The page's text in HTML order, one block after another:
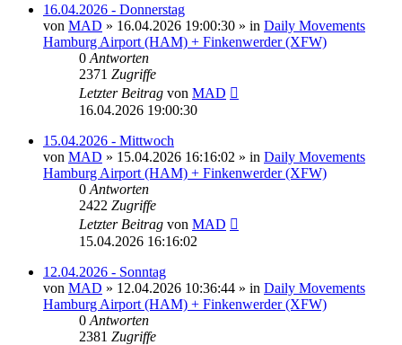
16.04.2026 - Donnerstag
von MAD » 16.04.2026 19:00:30 » in Daily Movements
Hamburg Airport (HAM) + Finkenwerder (XFW)
0 Antworten
2371 Zugriffe
Letzter Beitrag von MAD
16.04.2026 19:00:30
15.04.2026 - Mittwoch
von MAD » 15.04.2026 16:16:02 » in Daily Movements
Hamburg Airport (HAM) + Finkenwerder (XFW)
0 Antworten
2422 Zugriffe
Letzter Beitrag von MAD
15.04.2026 16:16:02
12.04.2026 - Sonntag
von MAD » 12.04.2026 10:36:44 » in Daily Movements
Hamburg Airport (HAM) + Finkenwerder (XFW)
0 Antworten
2381 Zugriffe